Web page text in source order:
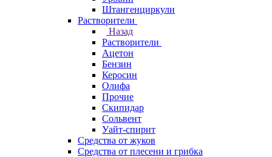
Штангенциркули
Растворители
Назад
Растворители
Ацетон
Бензин
Керосин
Олифа
Прочие
Скипидар
Сольвент
Уайт-спирит
Средства от жуков
Средства от плесени и грибка